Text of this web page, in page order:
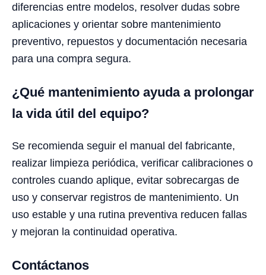
diferencias entre modelos, resolver dudas sobre
aplicaciones y orientar sobre mantenimiento
preventivo, repuestos y documentación necesaria
para una compra segura.
¿Qué mantenimiento ayuda a prolongar
la vida útil del equipo?
Se recomienda seguir el manual del fabricante,
realizar limpieza periódica, verificar calibraciones o
controles cuando aplique, evitar sobrecargas de
uso y conservar registros de mantenimiento. Un
uso estable y una rutina preventiva reducen fallas
y mejoran la continuidad operativa.
Contáctanos